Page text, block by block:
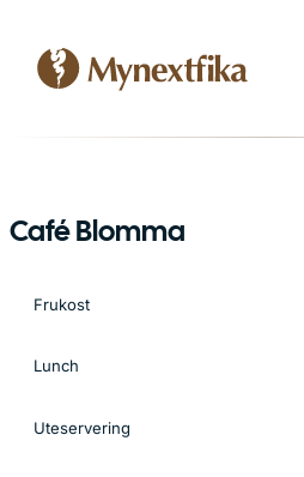
Café Blomma
Frukost
Lunch
Uteservering